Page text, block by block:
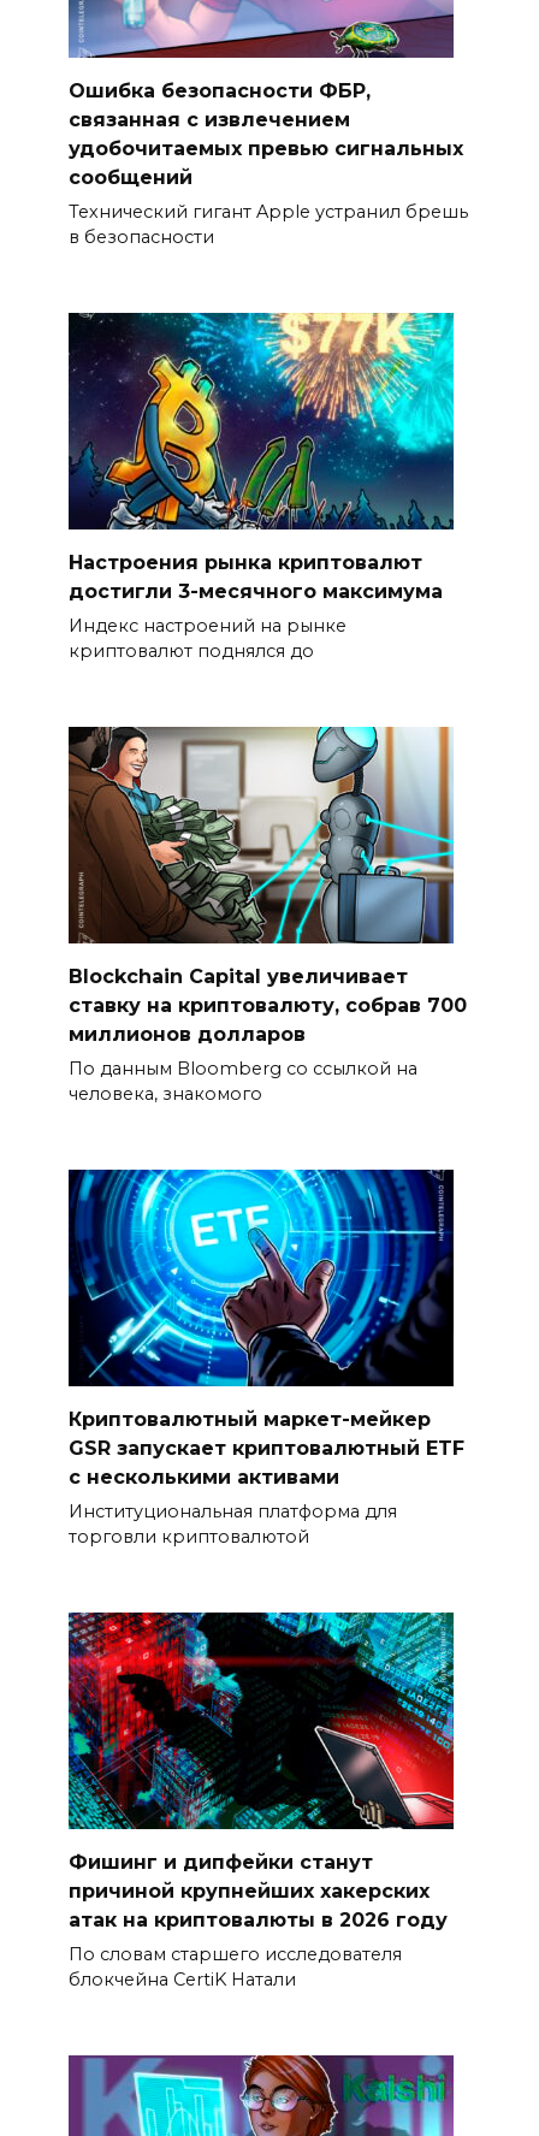
Ошибка безопасности ФБР,
связанная с извлечением
удобочитаемых превью сигнальных
сообщений
Технический гигант Apple устранил брешь
в безопасности
Настроения рынка криптовалют
достигли 3-месячного максимума
Индекс настроений на рынке
криптовалют поднялся до
Blockchain Capital увеличивает
ставку на криптовалюту, собрав 700
миллионов долларов
По данным Bloomberg со ссылкой на
человека, знакомого
Криптовалютный маркет-мейкер
GSR запускает криптовалютный ETF
с несколькими активами
Институциональная платформа для
торговли криптовалютой
Фишинг и дипфейки станут
причиной крупнейших хакерских
атак на криптовалюты в 2026 году
По словам старшего исследователя
блокчейна CertiK Натали